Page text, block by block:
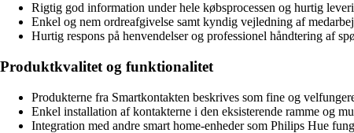
Rigtig god information under hele købsprocessen og hurtig
Enkel og nem ordreafgivelse samt kyndig vejledning af
Hurtig respons på henvendelser og professionel håndtering af
Produktkvalitet og funktionalitet
Produkterne fra Smartkontakten beskrives som fine og
Enkel installation af kontakterne i den eksisterende ramme og
Integration med andre smart home-enheder som Philips Hue